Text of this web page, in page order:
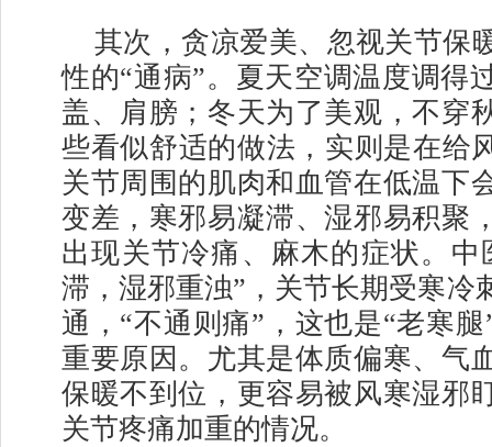
其次，贪凉爱美、忽视关节保
性的“通病”。夏天空调温度调得
盖、肩膀；冬天为了美观，不穿
些看似舒适的做法，实则是在给
关节周围的肌肉和血管在低温下
变差，寒邪易凝滞、湿邪易积聚
出现关节冷痛、麻木的症状。中
滞，湿邪重浊”，关节长期受寒冷
通，“不通则痛”，这也是“老寒
重要原因。尤其是体质偏寒、气
保暖不到位，更容易被风寒湿邪
关节疼痛加重的情况。